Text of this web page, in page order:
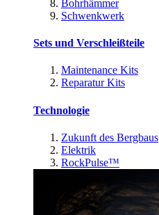
Bohrhämmer
Schwenkwerk
Sets und Verschleißteile
Maintenance Kits
Reparatur Kits
Technologie
Zukunft des Bergbaus
Elektrik
RockPulse™